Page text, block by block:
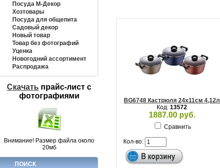
Посуда М-Декор
Хозтовары
Посуда для общепита
Садовый декор
Новый товар
Товар без фотографий
Уценка
Новогодний ассортимент
Распродажа
Скачать прайс-лист c
фотографиями
Внимание! Размер файла около
20мб
ПОИСК
BG6748 Кастрюля 24х11см 4,12л
Код: 13572
1887.00 руб.
Сравнить
Кол-во: